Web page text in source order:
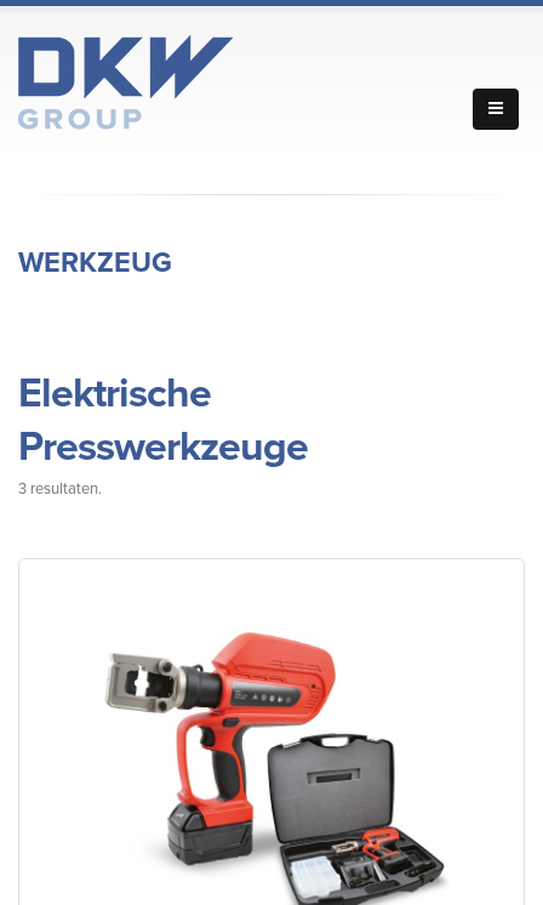
WERKZEUG
Elektrische
Presswerkzeuge
3 resultaten.